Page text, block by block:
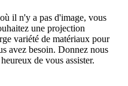
il n'y a pas d'image, vous
une projection
variété de matériaux pour
avez besoin. Donnez nous
de vous assister.